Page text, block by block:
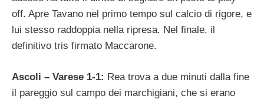
off. Apre Tavano nel primo tempo sul calcio di rigore, e
lui stesso raddoppia nella ripresa. Nel finale, il
definitivo tris firmato Maccarone.
Ascoli – Varese 1-1: Rea trova a due minuti dalla fine
il pareggio sul campo dei marchigiani, che si erano